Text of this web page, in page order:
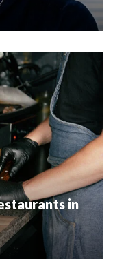
in